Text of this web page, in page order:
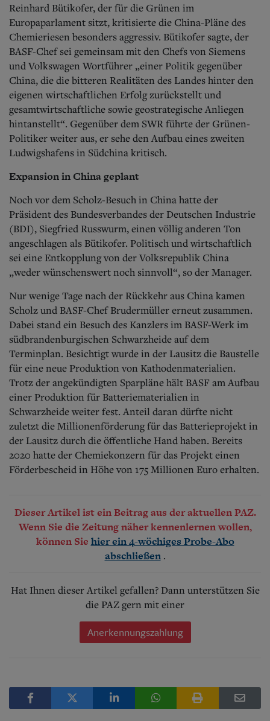
Reinhard Bütikofer, der für die Grünen im
Europaparlament sitzt, kritisierte die China-Pläne des
Chemieriesen besonders aggressiv. Bütikofer sagte, der
BASF-Chef sei gemeinsam mit den Chefs von Siemens
und Volkswagen Wortführer „einer Politik gegenüber
China, die die bitteren Realitäten des Landes hinter den
eigenen wirtschaftlichen Erfolg zurückstellt und
gesamtwirtschaftliche sowie geostrategische Anliegen
hintanstellt“. Gegenüber dem SWR führte der Grünen-
Politiker weiter aus, er sehe den Aufbau eines zweiten
Ludwigshafens in Südchina kritisch.
Expansion in China geplant
Noch vor dem Scholz-Besuch in China hatte der
Präsident des Bundesverbandes der Deutschen Industrie
(BDI), Siegfried Russwurm, einen völlig anderen Ton
angeschlagen als Bütikofer. Politisch und wirtschaftlich
sei eine Entkopplung von der Volksrepublik China
„weder wünschenswert noch sinnvoll“, so der Manager.
Nur wenige Tage nach der Rückkehr aus China kamen
Scholz und BASF-Chef Brudermüller erneut zusammen.
Dabei stand ein Besuch des Kanzlers im BASF-Werk im
südbrandenburgischen Schwarzheide auf dem
Terminplan. Besichtigt wurde in der Lausitz die Baustelle
für eine neue Produktion von Kathodenmaterialien.
Trotz der angekündigten Sparpläne hält BASF am Aufbau
einer Produktion für Batteriematerialien in
Schwarzheide weiter fest. Anteil daran dürfte nicht
zuletzt die Millionenförderung für das Batterieprojekt in
der Lausitz durch die öffentliche Hand haben. Bereits
2020 hatte der Chemiekonzern für das Projekt einen
Förderbescheid in Höhe von 175 Millionen Euro erhalten.
Dieser Artikel ist ein Beitrag aus der aktuellen PAZ.
Wenn Sie die Zeitung näher kennenlernen wollen,
können Sie hier ein 4-wöchiges Probe-Abo
abschließen .
Hat Ihnen dieser Artikel gefallen? Dann unterstützen Sie
die PAZ gern mit einer
Anerkennungszahlung